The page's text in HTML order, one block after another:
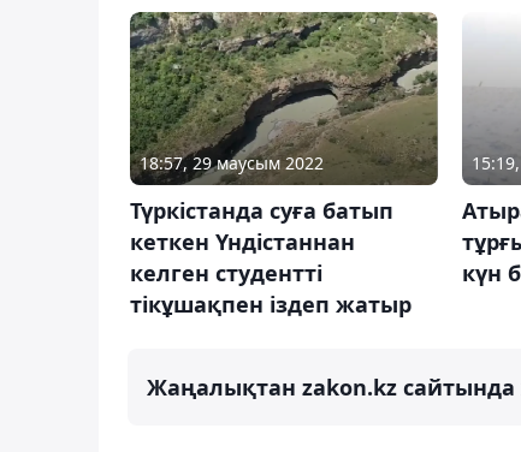
18:57, 29 маусым 2022
Түркістанда суға батып
кеткен Үндістаннан
келген студентті
тікұшақпен іздеп жатыр
күн
Жаңалықтан zakon.kz